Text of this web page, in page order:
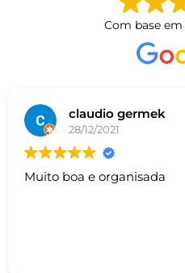
Com base em
claudio germek
28/12/2021
Muito boa e organisada